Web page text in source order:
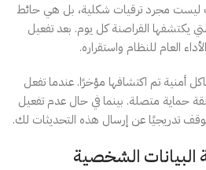
ليست مجرد ترقيات شكلية، بل هي حائط
يكتشفها القراصنة كل يوم. بعد تفعيل
العام للنظام واستقراره.
أمنية تم اكتشافها مؤخرًا. عندما تفعل
حماية متصلة. بينما في حال عدم تفعيل
البيانات الشخصية